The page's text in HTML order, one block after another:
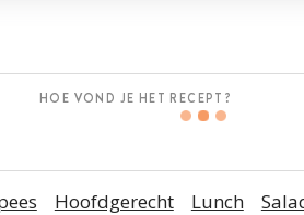
HOE VOND JE HET RECEPT?
Hoofdgerecht Lunch